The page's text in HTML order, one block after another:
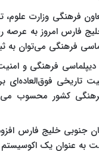
فرهنگی وزارت علوم،
فارس امروز به عرصه
فرهنگی می‌توان به
فرهنگی و امنیت
تاریخی فوق‌العاده‌ای
کشور محسوب
جنوبی خلیج فارس
به عنوان یک